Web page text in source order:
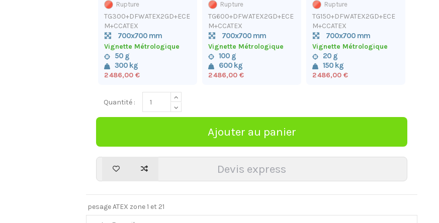
TG300+DFWATEX2GD+ECE
M+CCATEX
700x700 mm
Vignette Métrologique
50 g
300 kg
2 486,00 €
Rupture
TG600+DFWATEX2GD+ECE
M+CCATEX
700x700 mm
Vignette Métrologique
100 g
600 kg
2 486,00 €
Rupture
TG150+DFWATEX2GD+ECE
M+CCATEX
700x700 mm
Vignette Métrologique
20 g
150 kg
2 486,00 €
Rupture
Quantité :
pesage ATEX zone 1 et 21